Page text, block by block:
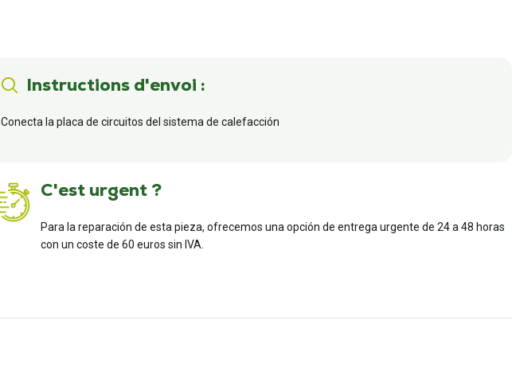
Instructions d'envoi :
Conecta la placa de circuitos del sistema de calefacción
C'est urgent ?
Para la reparación de esta pieza, ofrecemos una opción de entrega urgente de 24 a 48 horas
con un coste de 60 euros sin IVA.